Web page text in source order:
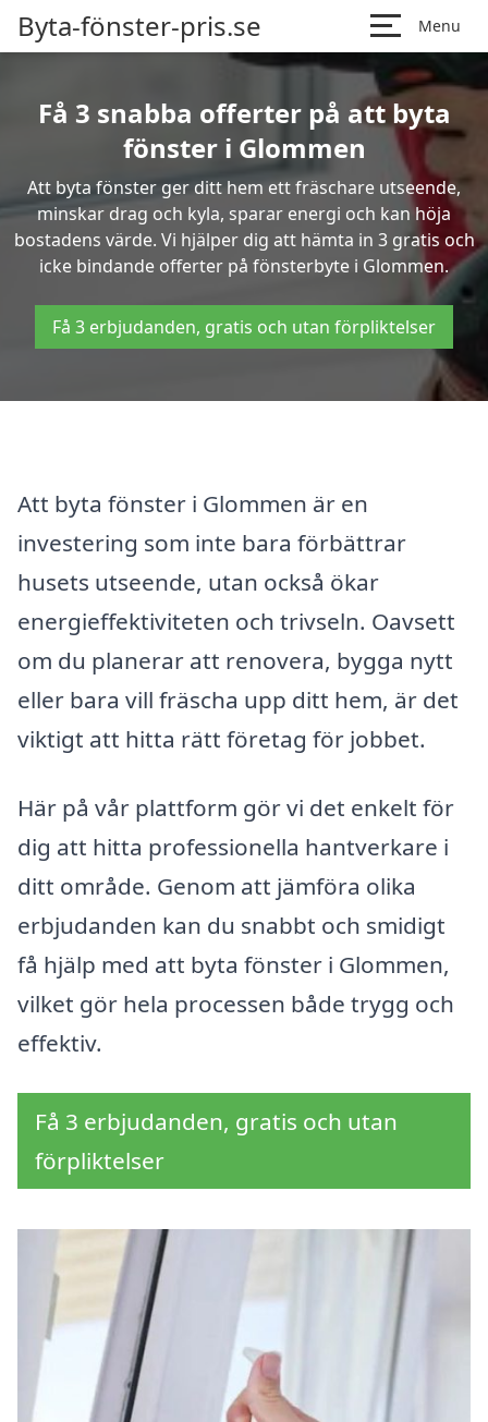
Byta-fönster-pris.se Menu
Få 3 snabba offerter på att byta
fönster i Glommen
Att byta fönster ger ditt hem ett fräschare utseende,
minskar drag och kyla, sparar energi och kan höja
bostadens värde. Vi hjälper dig att hämta in 3 gratis och
icke bindande offerter på fönsterbyte i Glommen.
Få 3 erbjudanden, gratis och utan förpliktelser
Att byta fönster i Glommen är en
investering som inte bara förbättrar
husets utseende, utan också ökar
energieffektiviteten och trivseln. Oavsett
om du planerar att renovera, bygga nytt
eller bara vill fräscha upp ditt hem, är det
viktigt att hitta rätt företag för jobbet.
Här på vår plattform gör vi det enkelt för
dig att hitta professionella hantverkare i
ditt område. Genom att jämföra olika
erbjudanden kan du snabbt och smidigt
få hjälp med att byta fönster i Glommen,
vilket gör hela processen både trygg och
effektiv.
Få 3 erbjudanden, gratis och utan
förpliktelser